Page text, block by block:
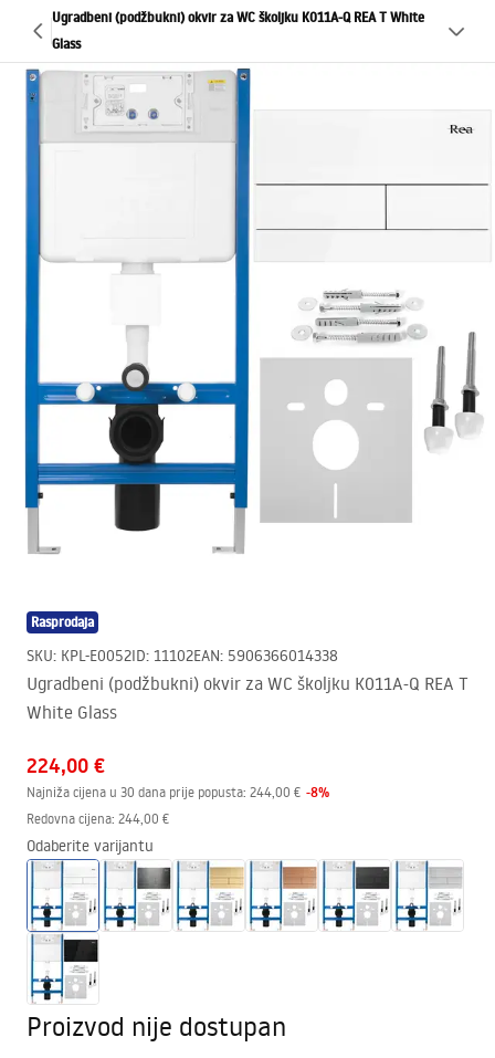
Ugradbeni (podžbukni) okvir za WC školjku K011A-Q REA T White
Glass
Rasprodaja
SKU: KPL-E0052ID: 11102EAN: 5906366014338
Ugradbeni (podžbukni) okvir za WC školjku K011A-Q REA T
White Glass
224,00 €
Najniža cijena u 30 dana prije popusta: 244,00 € -8%
Redovna cijena: 244,00 €
Odaberite varijantu
Proizvod nije dostupan